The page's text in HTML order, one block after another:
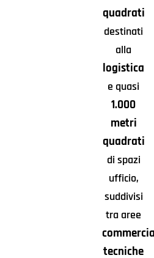
quadrati
destinati
alla
logistica
e quasi
1.000
metri
quadrati
di spazi
ufficio,
suddivisi
tra aree
tecniche